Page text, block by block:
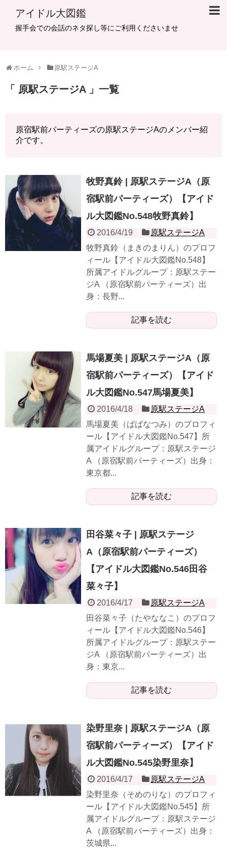
アイドル大図鑑
握手会での会話のネタ探し等にご利用くださいませ
ホーム 原駅ステージA
原駅ステージA 一覧
原宿駅前パーティーズの原駅ステージAのメンバー紹
介です。
牧野真鈴 | 原駅ステージA（原
宿駅前パーティーズ）【アイド
ル大図鑑No.548牧野真鈴】
2016/4/19
原駅ステージA
牧野真鈴（まきのまりん）のプロフ
ィール【アイドル大図鑑No.548】
所属アイドルグループ：原駅ステー
ジA （原宿駅前パーティーズ）出
身：長野...
記事を読む
馬場夏美 | 原駅ステージA（原
宿駅前パーティーズ）【アイド
ル大図鑑No.547馬場夏美】
2016/4/18
原駅ステージA
馬場夏美（ばばなつみ）のプロフィ
ール【アイドル大図鑑No.547】所
属アイドルグループ：原駅ステージ
A （原宿駅前パーティーズ）出身：
東京都...
記事を読む
田谷菜々子 | 原駅ステージ
A（原宿駅前パーティーズ）
【アイドル大図鑑No.546田谷
菜々子】
2016/4/17
原駅ステージA
田谷菜々子（たやななこ）のプロフ
ィール【アイドル大図鑑No.546】
所属アイドルグループ：原駅ステー
ジA （原宿駅前パーティーズ）出
身：東京...
記事を読む
染野里奈 | 原駅ステージA（原
宿駅前パーティーズ）【アイド
ル大図鑑No.545染野里奈】
2016/4/17
原駅ステージA
染野里奈（そめのりな）のプロフィ
ール【アイドル大図鑑No.545】所
属アイドルグループ：原駅ステージ
A （原宿駅前パーティーズ）出身：
茨城県...